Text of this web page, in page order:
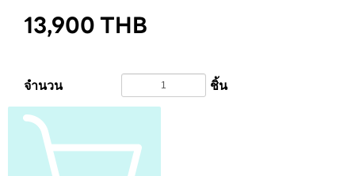
13,900THB
จำนวน ชิ้น